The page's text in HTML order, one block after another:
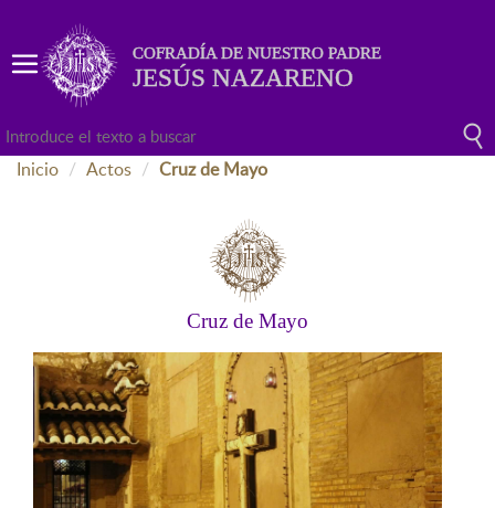
COFRADÍA DE NUESTRO PADRE
JESÚS NAZARENO
Inicio Actos Cruz de Mayo
Cruz de Mayo